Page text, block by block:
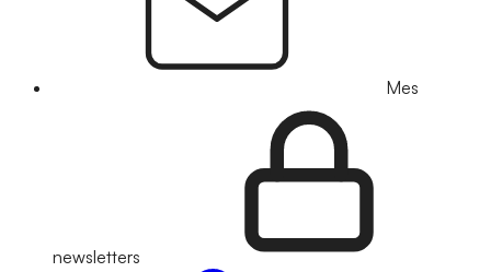
Mes
newsletters